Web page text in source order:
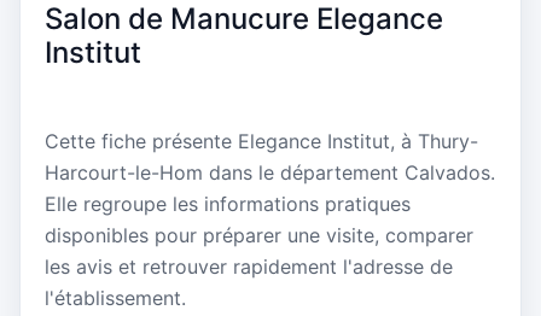
Salon de Manucure Elegance
Institut
Cette fiche présente Elegance Institut, à Thury-
Harcourt-le-Hom dans le département Calvados.
Elle regroupe les informations pratiques
disponibles pour préparer une visite, comparer
les avis et retrouver rapidement l'adresse de
l'établissement.